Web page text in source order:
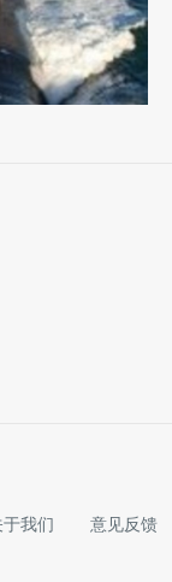
于我们 意见反馈